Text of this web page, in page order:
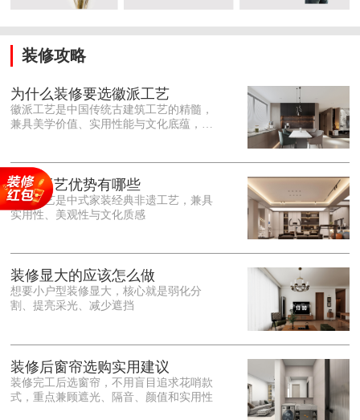
装修攻略
为什么装修要选徽派工艺
徽派工艺是中国传统古建筑工艺的精髓，
兼具美学价值、实用性能与文化底蕴，优
雕细琢的砖、木、石雕为特色，线条古朴
大气，意境悠远，自带东方中式雅致韵
味，耐看且不易过时。<o:p></o:p> 在工
艺品质上，徽派工艺遵循古法匠心工序，
保耐用，抗风化、耐腐蚀，使用
徽派工艺优势有哪些
徽派工艺是中式家装经典非遗工艺，兼具
实用性、美观性与文化质感
装修显大的应该怎么做
想要小户型装修显大，核心就是弱化分
割、提亮采光、减少遮挡
装修后窗帘选购实用建议
装修完工后选窗帘，不用盲目追求花哨款
式，重点兼顾遮光、隔音、颜值和实用性